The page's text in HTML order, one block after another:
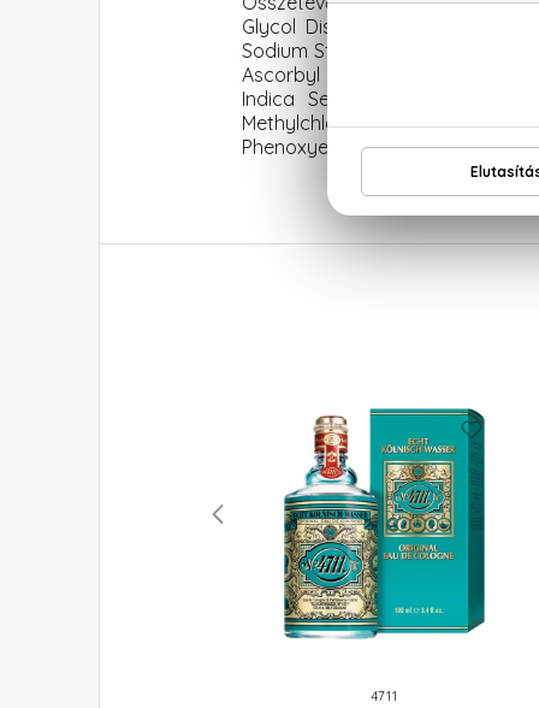
Glycol Distearate,\nSodium
Sodium
Ascorbyl Phosphate,\nBenzyl
Indica Seed Oil,
Phenoxyethanol,
4711